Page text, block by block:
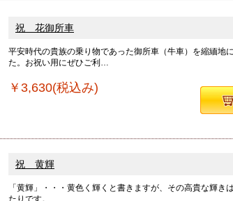
祝 花御所車
平安時代の貴族の乗り物であった御所車（牛車）を縮緬地
た。お祝い用にぜひご利…
￥3,630(税込み)
祝 黄輝
「黄輝」・・・黄色く輝くと書きますが、その高貴な輝き
たりです。